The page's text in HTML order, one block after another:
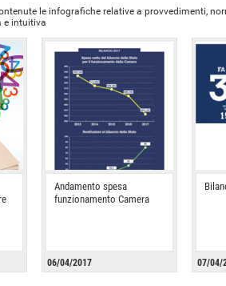
le infografiche relative a provvedimenti,
e intuitiva
Andamento spesa
funzionamento Camera
06/04/2017 07/04/